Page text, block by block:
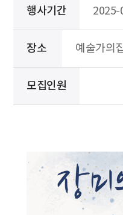
행사기간 2025-
장소 예술가의
모집인원